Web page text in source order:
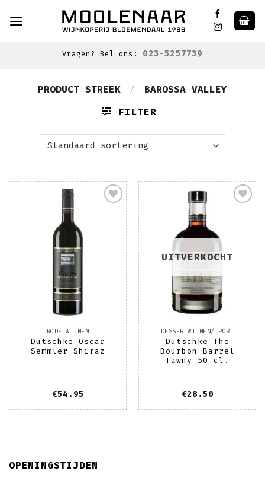
to
Vragen? Bel ons: 023-5257739
PRODUCT STREEK /
BAROSSA VALLEY
FILTER
wenslijst
RODE WIJNEN
Dutschke Oscar
Semmler Shiraz
€54.95
wenslijst
UITVERKOCHT
DESSERTWIJNEN/ PORT
Dutschke The
Bourbon Barrel
Tawny 50 cl.
€28.50
OPENINGSTIJDEN